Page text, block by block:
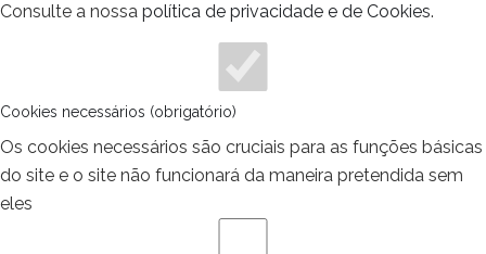
Consulte a nossa política de privacidade e de Cookies.
Cookies necessários (obrigatório)
Os cookies necessários são cruciais para as funções básicas
do site e o site não funcionará da maneira pretendida sem
eles